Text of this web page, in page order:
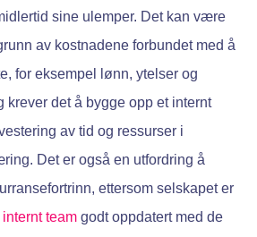
sine ulemper. Det kan være
av kostnadene forbundet med å
for eksempel lønn, ytelser og
krever det å bygge opp et internt
av tid og ressurser i
Det er også en utfordring å
ettersom selskapet er
internt team godt oppdatert med de